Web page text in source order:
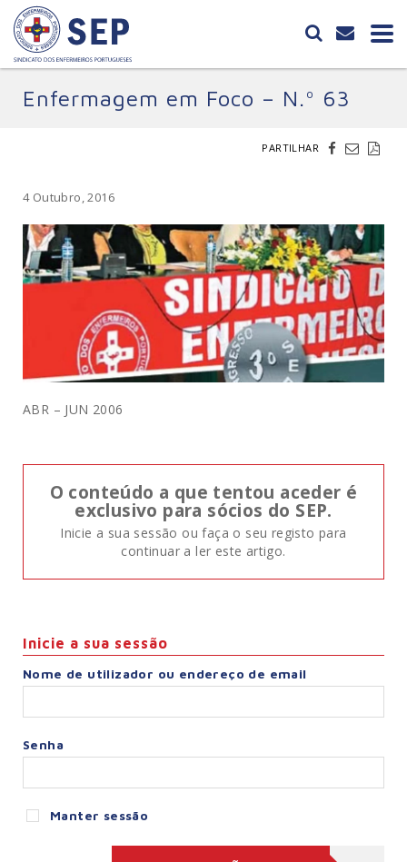
Enfermagem em Foco – N.º 63
PARTILHAR
4 Outubro, 2016
ABR – JUN 2006
O conteúdo a que tentou aceder é
exclusivo para sócios do SEP.
Inicie a sua sessão ou faça o seu registo para
continuar a ler este artigo.
Inicie a sua sessão
Nome de utilizador ou endereço de email
Senha
Manter sessão